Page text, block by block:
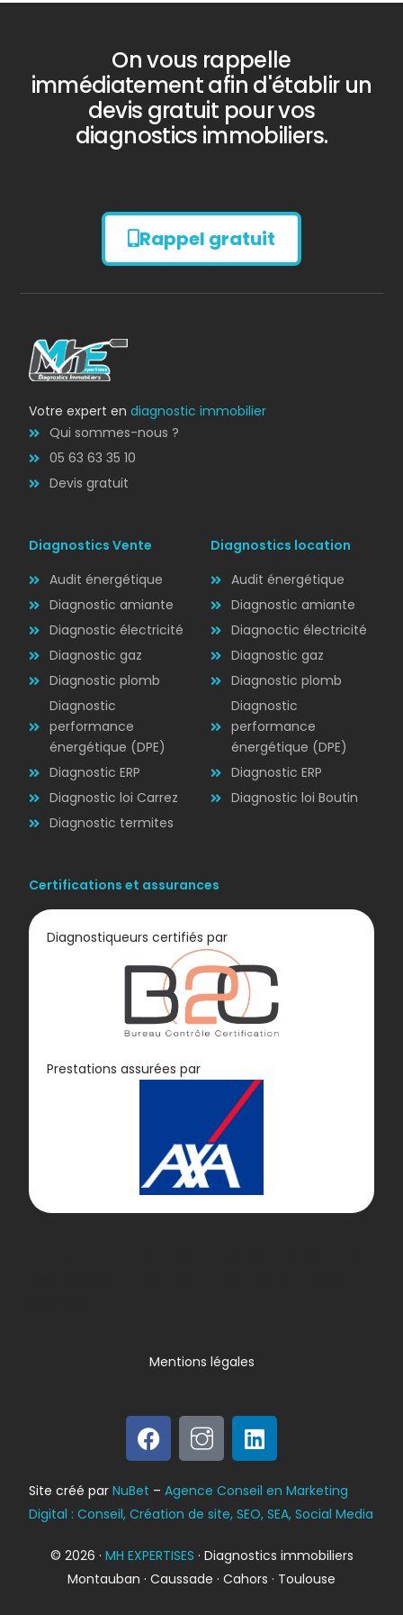
DPE
Diagnostic
AMIANTE
Diagnostic
ÉLECTRICITÉ
Diagnostic
Bilan énergétique
DPE
On vous rappelle
immédiatement afin d'établir un
devis gratuit pour vos
diagnostics immobiliers.
Rappel gratuit
Votre expert endiagnostic immobilier
Qui sommes-nous ?
05 63 63 35 10
Devis gratuit
Diagnostics Vente
Audit énergétique
Diagnostic amiante
Diagnostic électricité
Diagnostic gaz
Diagnostic plomb
Diagnostic
performance
énergétique (DPE)
Diagnostic ERP
Diagnostic loi Carrez
Diagnostic termites
Diagnostics location
Audit énergétique
Diagnostic amiante
Diagnoctic électricité
Diagnostic gaz
Diagnostic plomb
Diagnostic
performance
énergétique (DPE)
Diagnostic ERP
Diagnostic loi Boutin
Certifications et assurances
Diagnostiqueurs certifiés par
Prestations assurées par
© 2026 · MH EXPERTISES · Diagnostics immobiliers
Montauban · Caussade · Cahors · Toulouse
Site créé parNuBet –Agence Conseil en Marketing
Digital : Conseil, Création de site, SEO, SEA, Social Media
Mentions légales